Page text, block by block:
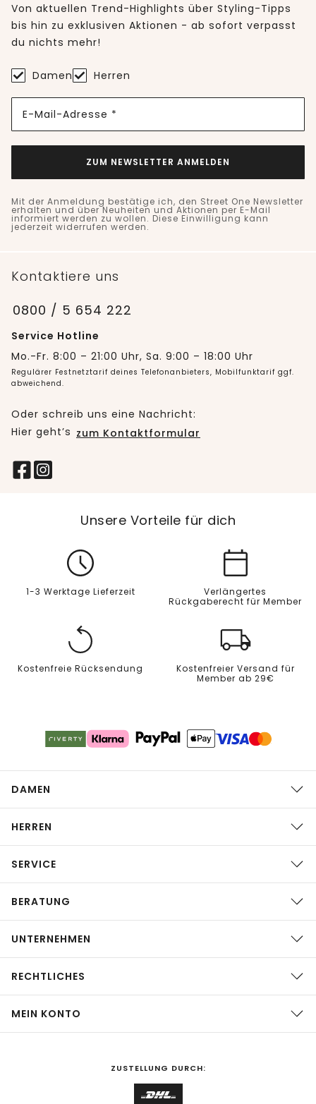
Von aktuellen Trend-Highlights über Styling-Tipps
bis hin zu exklusiven Aktionen - ab sofort verpasst
du nichts mehr!
Damen Herren
E-Mail-Adresse *
ZUM NEWSLETTER ANMELDEN
Mit der Anmeldung bestätige ich, den Street One Newsletter
erhalten und über Neuheiten und Aktionen per E-Mail
informiert werden zu wollen. Diese Einwilligung kann
jederzeit widerrufen werden.
Kontaktiere uns
0800 / 5 654 222
Service Hotline
Mo.-Fr. 8:00 – 21:00 Uhr, Sa. 9:00 – 18:00 Uhr
Regulärer Festnetztarif deines Telefonanbieters, Mobilfunktarif ggf.
abweichend.
Oder schreib uns eine Nachricht:
Hier geht’s zum Kontaktformular
Unsere Vorteile für dich
1-3 Werktage Lieferzeit
Verlängertes
Rückgaberecht für Member
Kostenfreie Rücksendung
Kostenfreier Versand für
Member ab 29€
DAMEN
HERREN
SERVICE
BERATUNG
UNTERNEHMEN
RECHTLICHES
MEIN KONTO
ZUSTELLUNG DURCH: